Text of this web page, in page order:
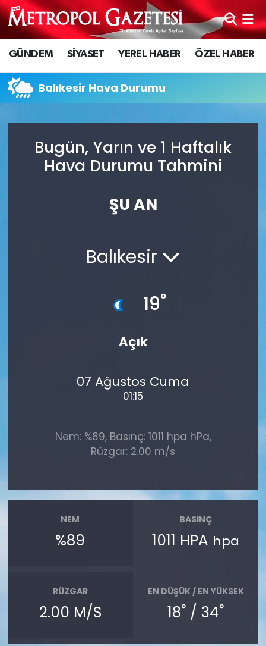
GÜNDEM SİYASET YEREL HABER ÖZEL HABER
Balıkesir Hava Durumu
Bugün, Yarın ve 1 Haftalık
Hava Durumu Tahmini
ŞU AN
Balıkesir
19°
Açık
07 Ağustos Cuma
01:15
Nem: %89, Basınç: 1011 hpa hPa,
Rüzgar: 2.00 m/s
NEM
%89
BASINÇ
1011 HPA hpa
RÜZGAR
2.00 M/S
EN DÜŞÜK / EN YÜKSEK
18° / 34°
Hava Durumu
Trafik Durumu
Süper Lig Puan Durumu ve Fikstür
Son Dakika Haberleri